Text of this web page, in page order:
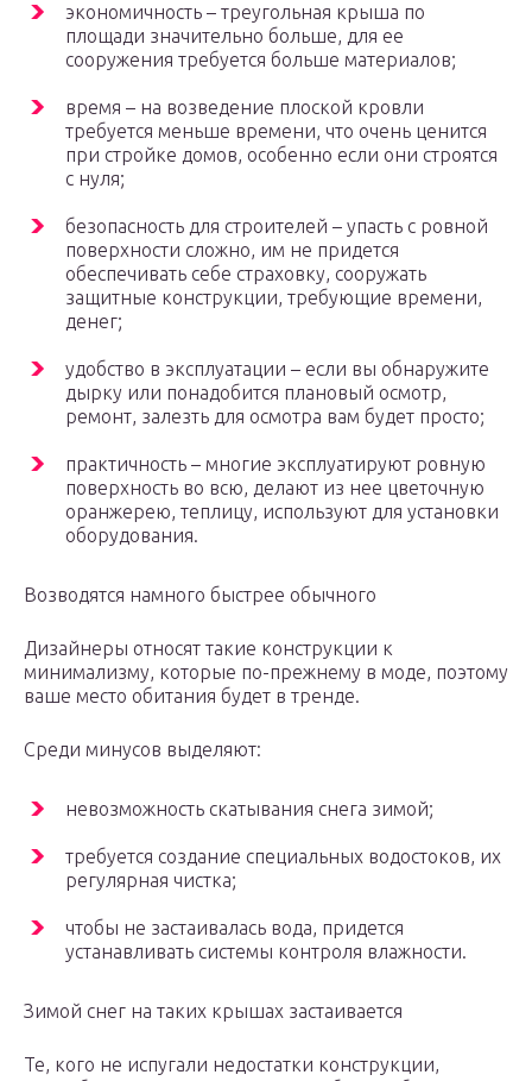
экономичность – треугольная крыша по
площади значительно больше, для ее
сооружения требуется больше материалов;
время – на возведение плоской кровли
требуется меньше времени, что очень ценится
при стройке домов, особенно если они строятся
с нуля;
безопасность для строителей – упасть с ровной
поверхности сложно, им не придется
обеспечивать себе страховку, сооружать
защитные конструкции, требующие времени,
денег;
удобство в эксплуатации – если вы обнаружите
дырку или понадобится плановый осмотр,
ремонт, залезть для осмотра вам будет просто;
практичность – многие эксплуатируют ровную
поверхность во всю, делают из нее цветочную
оранжерею, теплицу, используют для установки
оборудования.
Возводятся намного быстрее обычного
Дизайнеры относят такие конструкции к
минимализму, которые по-прежнему в моде, поэтому
ваше место обитания будет в тренде.
Среди минусов выделяют:
невозможность скатывания снега зимой;
требуется создание специальных водостоков, их
регулярная чистка;
чтобы не застаивалась вода, придется
устанавливать системы контроля влажности.
Зимой снег на таких крышах застаивается
Те, кого не испугали недостатки конструкции,